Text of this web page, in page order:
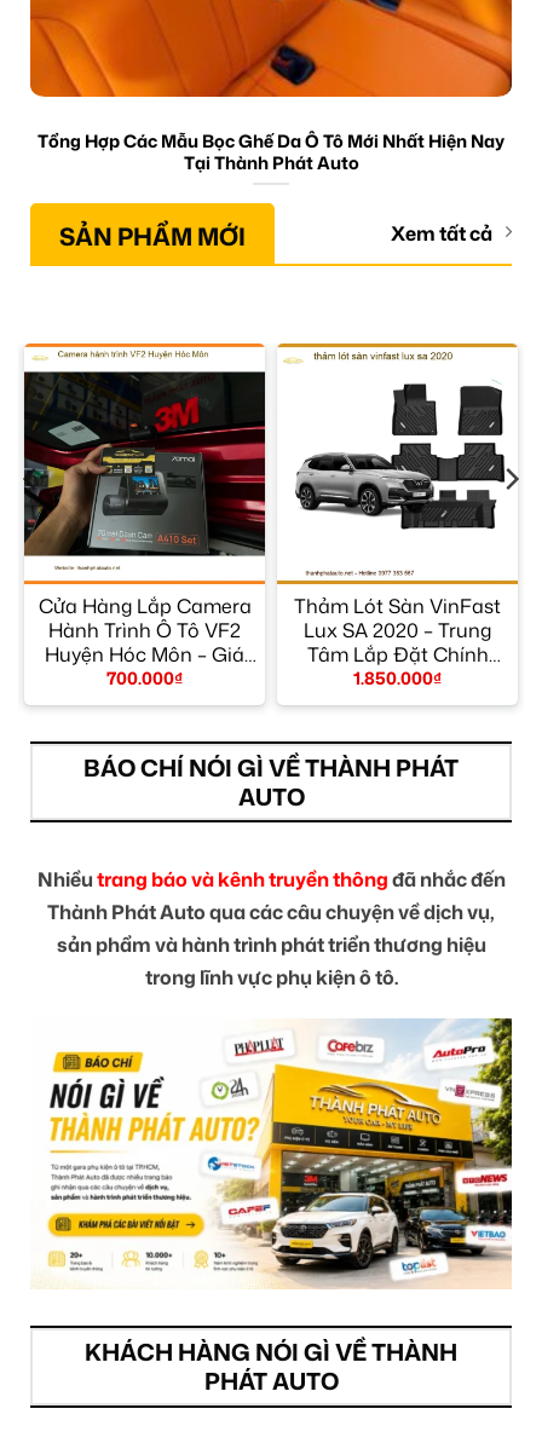
Tổng Hợp Các Mẫu Bọc Ghế Da Ô Tô Mới Nhất Hiện Nay
Tại Thành Phát Auto
SẢN PHẨM MỚI Xem tất cả
Cửa Hàng Lắp Camera
Hành Trình Ô Tô VF2
Huyện Hóc Môn – Giá
Tốt TPHCM
700.000₫
Thảm Lót Sàn VinFast
Lux SA 2020 – Trung
Tâm Lắp Đặt Chính
Hãng TPHCM
1.850.000₫
BÁO CHÍ NÓI GÌ VỀ THÀNH PHÁT
AUTO
Nhiềutrang báo và kênh truyền thôngđã nhắc đến
Thành Phát Auto qua các câu chuyện về dịch vụ,
sản phẩm và hành trình phát triển thương hiệu
trong lĩnh vực phụ kiện ô tô.
KHÁCH HÀNG NÓI GÌ VỀ THÀNH
PHÁT AUTO